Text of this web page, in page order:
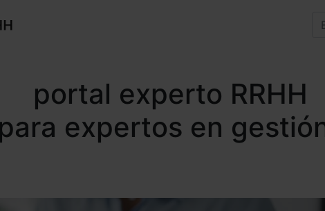
portal experto RRHH
expertos en